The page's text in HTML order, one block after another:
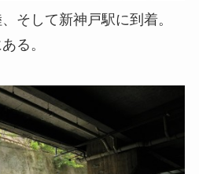
そして新神戸駅に到着。
る。